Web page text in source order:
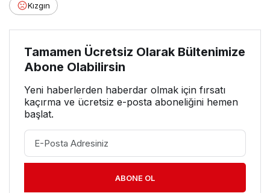
Kızgın
Tamamen Ücretsiz Olarak Bültenimize
Abone Olabilirsin
Yeni haberlerden haberdar olmak için fırsatı
kaçırma ve ücretsiz e-posta aboneliğini hemen
başlat.
ABONE OL